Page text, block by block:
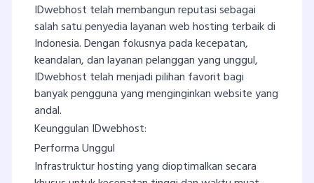
IDwebhost telah membangun reputasi sebagai
salah satu penyedia layanan web hosting terbaik di
Indonesia. Dengan fokusnya pada kecepatan,
keandalan, dan layanan pelanggan yang unggul,
IDwebhost telah menjadi pilihan favorit bagi
banyak pengguna yang menginginkan website yang
andal.
Keunggulan IDwebhost:
Performa Unggul
Infrastruktur hosting yang dioptimalkan secara